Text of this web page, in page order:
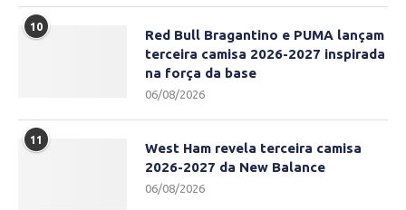
10
Red Bull Bragantino e PUMA lançam
terceira camisa 2026-2027 inspirada
na força da base
06/08/2026
11
West Ham revela terceira camisa
2026-2027 da New Balance
06/08/2026